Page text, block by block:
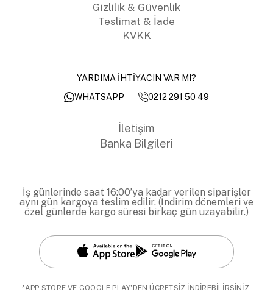
Gizlilik & Güvenlik
Teslimat & İade
KVKK
YARDIMA İHTİYACIN VAR MI?
WHATSAPP
0212 291 50 49
İletişim
Banka Bilgileri
İş günlerinde saat 16:00’ya kadar verilen siparişler
aynı gün kargoya teslim edilir. (İndirim dönemleri ve
özel günlerde kargo süresi birkaç gün uzayabilir.)
*APP STORE VE GOOGLE PLAY'DEN ÜCRETSİZ İNDİREBİLİRSİNİZ.